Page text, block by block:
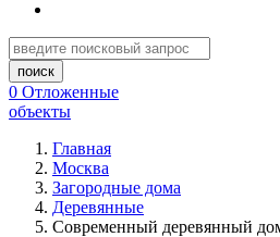
0 Отложенные
объекты
Главная
Москва
Загородные дома
Деревянные
Современный деревянный